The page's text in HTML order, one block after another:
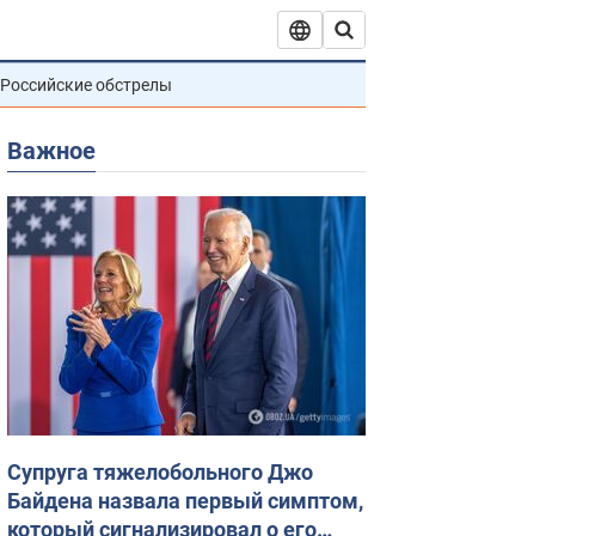
Российские обстрелы
Важное
Супруга тяжелобольного Джо
Байдена назвала первый симптом,
который сигнализировал о его